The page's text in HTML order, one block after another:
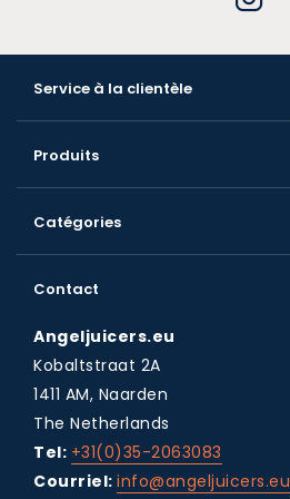
Service à la clientèle
Produits
Catégories
Contact
Angeljuicers.eu
Kobaltstraat 2A
1411 AM, Naarden
The Netherlands
Tel: +31(0)35-2063083
Courriel: info@angeljuicers.eu